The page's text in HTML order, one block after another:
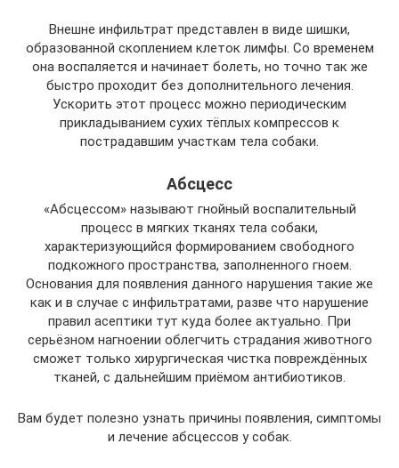
Внешне инфильтрат представлен в виде шишки,
образованной скоплением клеток лимфы. Со временем
она воспаляется и начинает болеть, но точно так же
быстро проходит без дополнительного лечения.
Ускорить этот процесс можно периодическим
прикладыванием сухих тёплых компрессов к
пострадавшим участкам тела собаки.
Абсцесс
«Абсцессом» называют гнойный воспалительный
процесс в мягких тканях тела собаки,
характеризующийся формированием свободного
подкожного пространства, заполненного гноем.
Основания для появления данного нарушения такие же
как и в случае с инфильтратами, разве что нарушение
правил асептики тут куда более актуально. При
серьёзном нагноении облегчить страдания животного
сможет только хирургическая чистка повреждённых
тканей, с дальнейшим приёмом антибиотиков.
Вам будет полезно узнать причины появления, симптомы
и лечение абсцессов у собак.